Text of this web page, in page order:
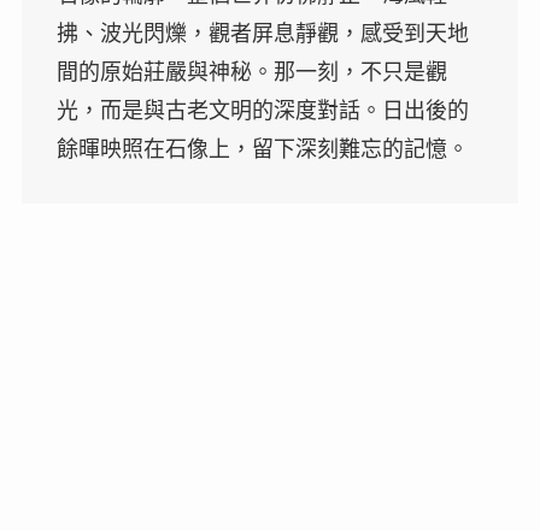
拂、波光閃爍，觀者屏息靜觀，感受到天地
間的原始莊嚴與神秘。那一刻，不只是觀
光，而是與古老文明的深度對話。日出後的
餘暉映照在石像上，留下深刻難忘的記憶。